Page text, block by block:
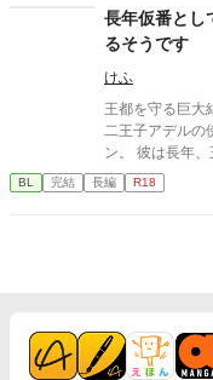
長年仮番とし
るそうです
けふ
王都を守る巨大
二王子アデルの
ン。 彼は長年
しかし王子は、
た。 仮番の役目は、そこで終わるはずだった。 だが結界塔で行わ
BL 完結 長編 R18